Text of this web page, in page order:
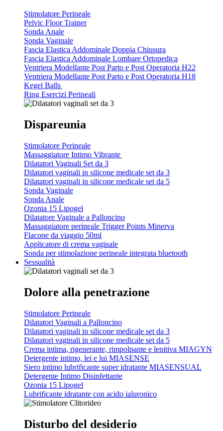
Stimolatore Perineale
Pelvic Floor Trainer
Sonda Anale
Sonda Vaginale
Fascia Elastica Addominale Doppia Chiusura
Fascia Elastica Addominale Lombare Ortopedica
Ventriera Modellante Post Parto e Post Operatoria H22
Ventriera Modellante Post Parto e Post Operatoria H18
Kegel Balls
Ring Esercizi Perineali
Dispareunia
Stimolatore Perineale
Massaggiatore Intimo Vibrante
Dilatatori Vaginali Set da 3
Dilatatori vaginali in silicone medicale set da 3
Dilatatori vaginali in silicone medicale set da 5
Sonda Vaginale
Sonda Anale
Ozonia 15 Lipogel
Dilatatore Vaginale a Palloncino
Massaggiatore perineale Trigger Points Minerva
Flacone da viaggio 50ml
Applicatore di crema vaginale
Sonda per stimolazione perineale integrata bluetooth
Sessualità
Dolore alla penetrazione
Stimolatore Perineale
Dilatatori Vaginali a Palloncino
Dilatatori vaginali in silicone medicale set da 3
Dilatatori vaginali in silicone medicale set da 5
Crema intima, rigenerante, rimpolpante e lenitiva MIAGYN
Detergente intimo, lei e lui MIASENSE
Siero intimo lubrificante super idratante MIASENSUAL
Detergente Intimo Disinfettante
Ozonia 15 Lipogel
Lubrificante idratante con acido ialuronico
Disturbo del desiderio